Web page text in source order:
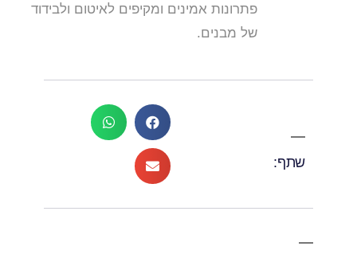
פתרונות אמינים ומקיפים לאיטום ולבידוד
של מבנים.
שתף: